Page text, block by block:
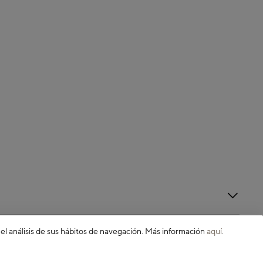
de sus hábitos de navegación. Más información aquí.